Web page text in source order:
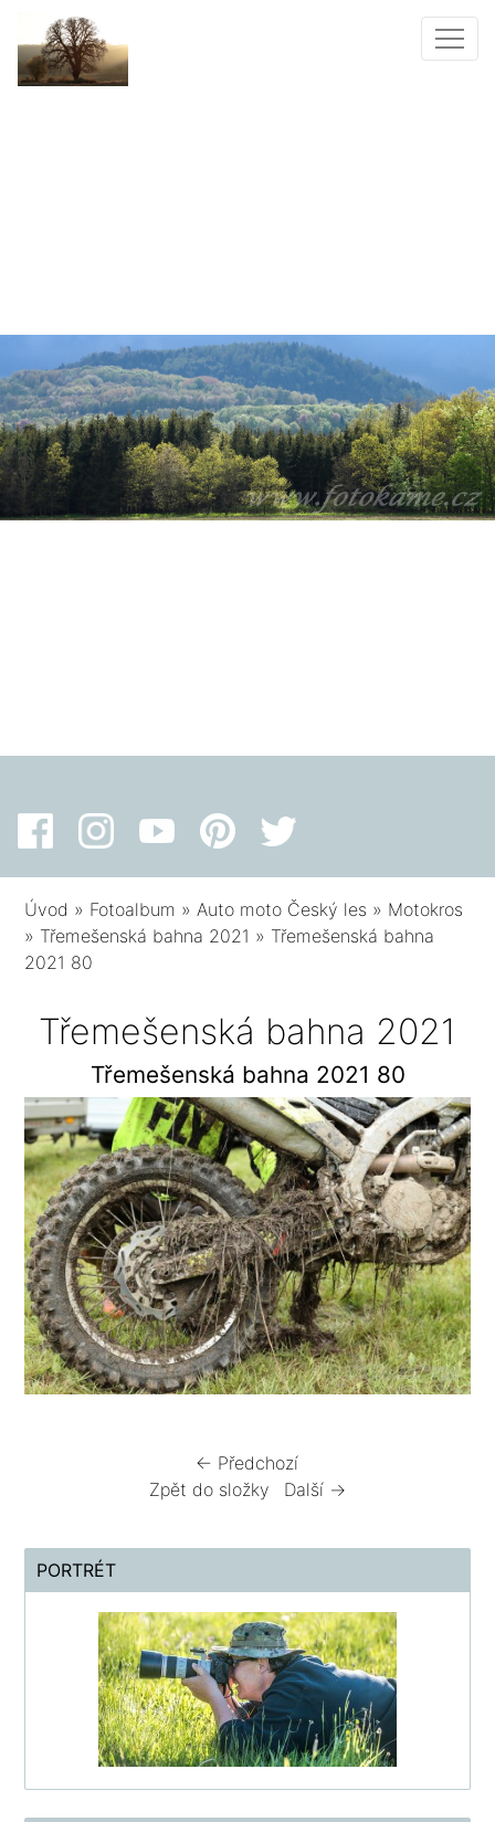
Úvod » Fotoalbum »Auto moto Český les » Motokros
» Třemešenská bahna 2021 » Třemešenská bahna
2021 80
Třemešenská bahna 2021
Třemešenská bahna 2021 80
← Předchozí
Zpět do složky
Další →
PORTRÉT